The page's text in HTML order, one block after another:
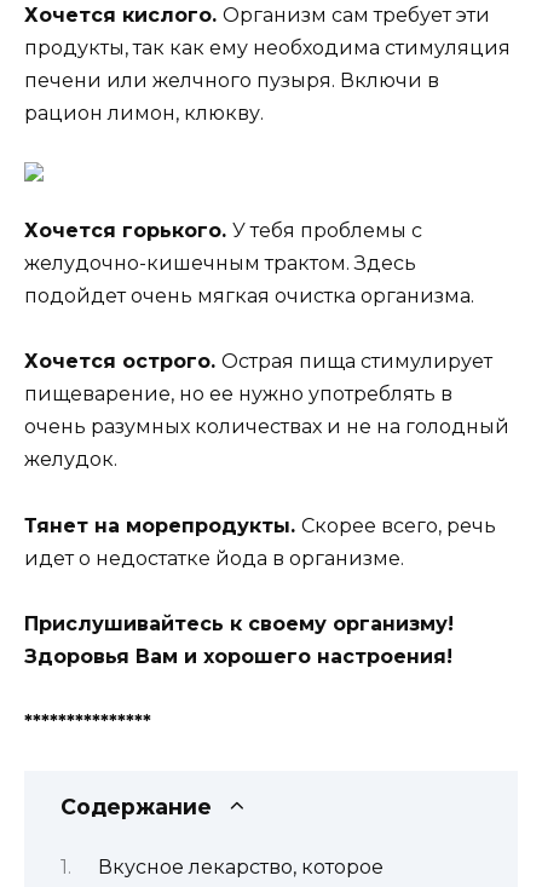
Хочется кислого. Организм сам требует эти
продукты, так как ему необходима стимуляция
печени или желчного пузыря. Включи в
рацион лимон, клюкву.
Хочется горького. У тебя проблемы с
желудочно-кишечным трактом. Здесь
подойдет очень мягкая очистка организма.
Хочется острого. Острая пища стимулирует
пищеварение, но ее нужно употреблять в
очень разумных количествах и не на голодный
желудок.
Тянет на морепродукты. Скорее всего, речь
идет о недостатке йода в организме.
Прислушивайтесь к своему организму!
Здоровья Вам и хорошего настроения!
***************
Содержание
Вкусное лекарство, которое